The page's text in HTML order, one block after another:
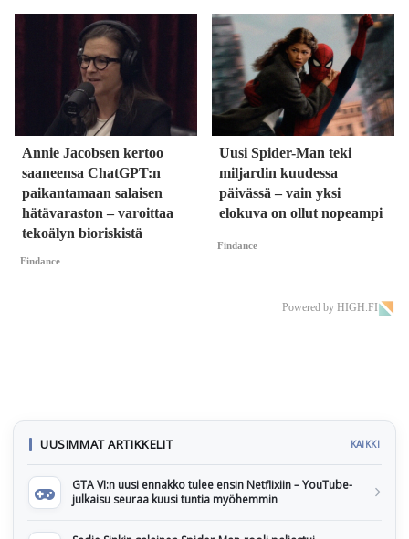
Annie Jacobsen kertoo
saaneensa ChatGPT:n
paikantamaan salaisen
hätävaraston – varoittaa
tekoälyn bioriskistä
Findance
Uusi Spider-Man teki
miljardin kuudessa
päivässä – vain yksi
elokuva on ollut nopeampi
Findance
Powered by HIGH.FI
UUSIMMAT ARTIKKELIT KAIKKI
GTA VI:n uusi ennakko tulee ensin Netflixiin – YouTube-
julkaisu seuraa kuusi tuntia myöhemmin